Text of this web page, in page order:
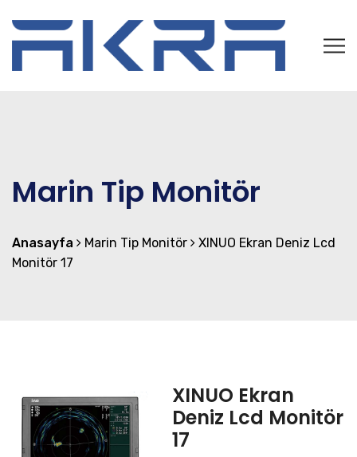
Marin Tip Monitör
Anasayfa Marin Tip Monitör
XINUO Ekran Deniz Lcd
Monitör 17
XINUO Ekran
Deniz Lcd Monitör
17